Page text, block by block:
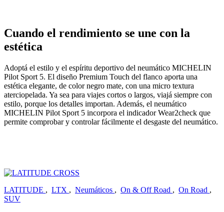
Cuando el rendimiento se une con la
estética
Adoptá el estilo y el espíritu deportivo del neumático MICHELIN
Pilot Sport 5. El diseño Premium Touch del flanco aporta una
estética elegante, de color negro mate, con una micro textura
aterciopelada. Ya sea para viajes cortos o largos, viajá siempre con
estilo, porque los detalles importan. Además, el neumático
MICHELIN Pilot Sport 5 incorpora el indicador Wear2check que
permite comprobar y controlar fácilmente el desgaste del neumático.
LATITUDE , LTX , Neumáticos , On & Off Road , On Road ,
SUV